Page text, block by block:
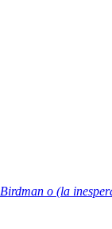
Birdman o (la